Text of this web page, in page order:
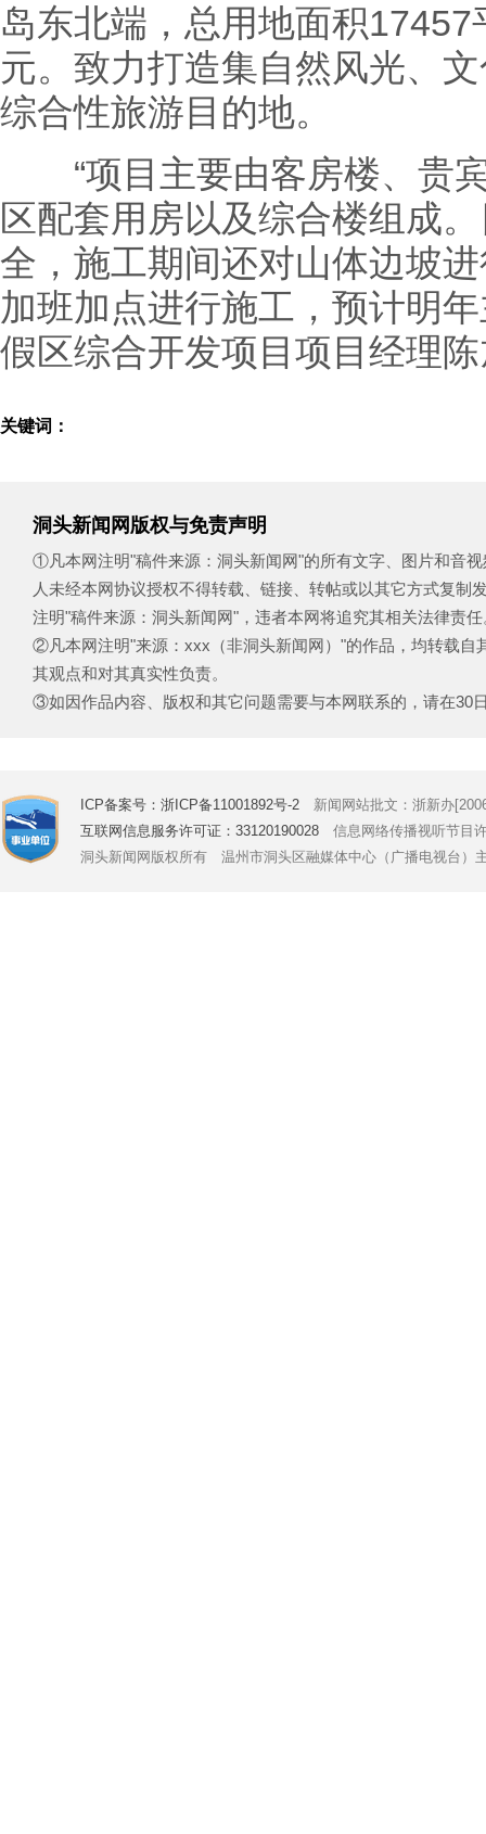
岛东北端，总用地面积
元。致力打造集自然风光、
综合性旅游目的地。
“项目主要由客房楼、贵
区配套用房以及综合楼组成
全，施工期间还对山体边坡
加班加点进行施工，预计明
假区综合开发项目项目经理
关键词：
洞头新闻网版权与免责声明
①凡本网注明"稿件来源：洞头新闻网"的所有文字、图片和音
人未经本网协议授权不得转载、链接、转帖或以其它方式复
注明"稿件来源：洞头新闻网"，违者本网将追究其相关法律责任
②凡本网注明"来源：xxx（非洞头新闻网）"的作品，均转载自
其观点和对其真实性负责。
③如因作品内容、版权和其它问题需要与本网联系的，请在30
ICP备案号：浙ICP备11001892号-2 新闻网站批文：浙新办
互联网信息服务许可证：33120190028 信息网络传播视听节目
洞头新闻网版权所有 温州市洞头区融媒体中心（广播电视台）